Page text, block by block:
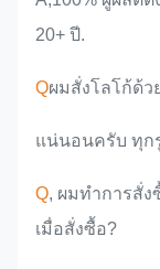
20+ ปี.
Qผมสั่งโลโก้ด้
แน่นอนครับ ทุก
Q, ผมทําการสั่ง
เมื่อสั่งซื้อ?